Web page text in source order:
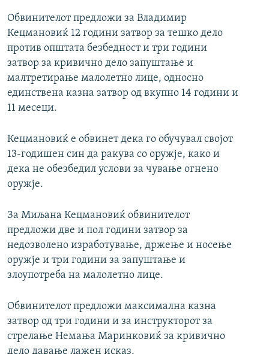
Обвинителот предложи за Владимир
Кецмановиќ 12 години затвор за тешко дело
против општата безбедност и три години
затвор за кривично дело запуштање и
малтретирање малолетно лице, односно
единствена казна затвор од вкупно 14 години и
11 месеци.
Кецмановиќ е обвинет дека го обучувал својот
13-годишен син да ракува со оружје, како и
дека не обезбедил услови за чување огнено
оружје.
За Миљана Кецмановиќ обвинителот
предложи две и пол години затвор за
недозволено изработување, држење и носење
оружје и три години за запуштање и
злоупотреба на малолетно лице.
Обвинителот предложи максимална казна
затвор од три години и за инструкторот за
стрелање Немања Маринковиќ за кривично
дело давање лажен исказ.